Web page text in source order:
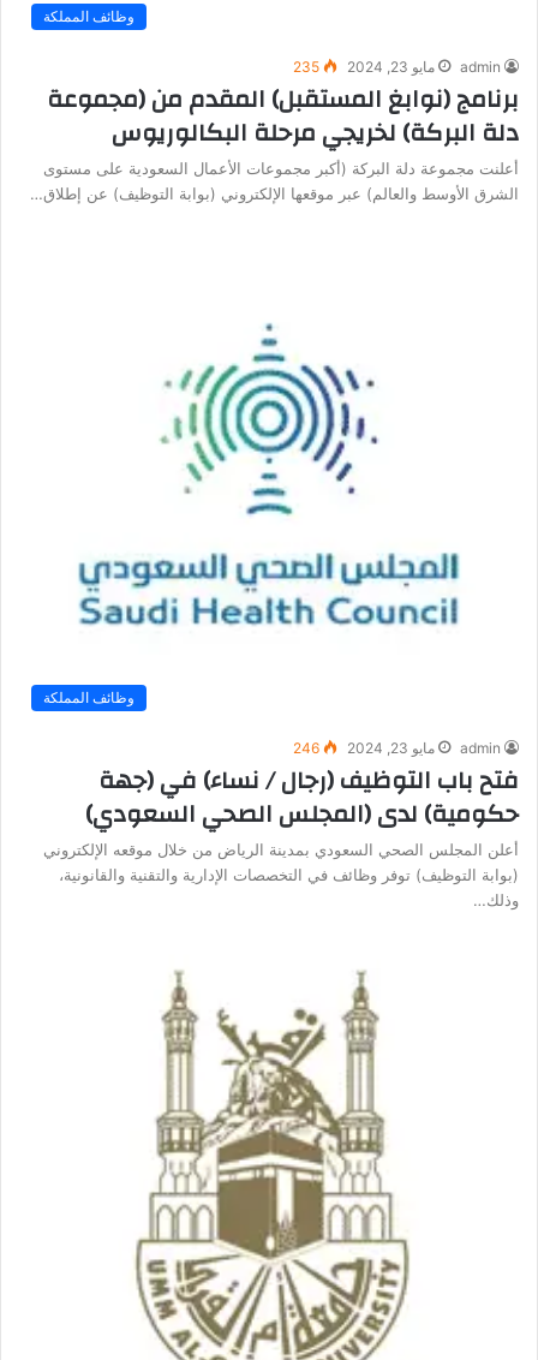
وظائف المملكة
admin مايو 23, 2024 235
برنامج (نوابغ المستقبل) المقدم من (مجموعة
دلة البركة) لخريجي مرحلة البكالوريوس
أعلنت مجموعة دلة البركة (أكبر مجموعات الأعمال السعودية على مستوى
الشرق الأوسط والعالم) عبر موقعها الإلكتروني (بوابة التوظيف) عن إطلاق…
وظائف المملكة
admin مايو 23, 2024 246
فتح باب التوظيف (رجال / نساء) في (جهة
حكومية) لدى (المجلس الصحي السعودي)
أعلن المجلس الصحي السعودي بمدينة الرياض من خلال موقعه الإلكتروني
(بوابة التوظيف) توفر وظائف في التخصصات الإدارية والتقنية والقانونية،
وذلك…